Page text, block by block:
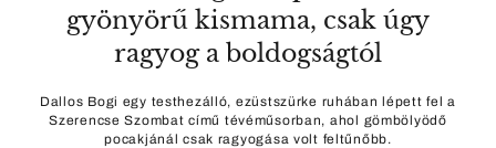
gyönyörű kismama, csak úgy
ragyog a boldogságtól
Dallos Bogi egy testhezálló, ezüstszürke ruhában lépett fel a
Szerencse Szombat című tévéműsorban, ahol gömbölyödő
pocakjánál csak ragyogása volt feltűnőbb.